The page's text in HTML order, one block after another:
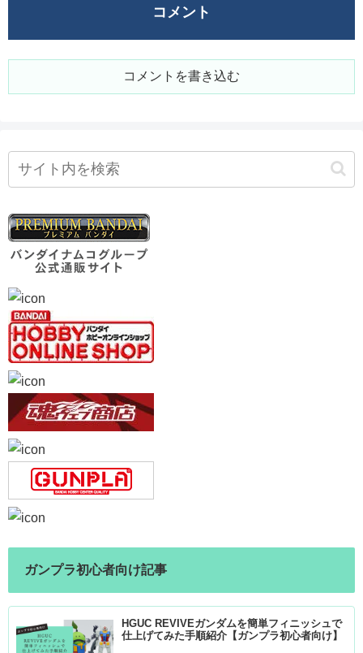
コメント
コメントを書き込む
ガンプラ初心者向け記事
HGUC REVIVEガンダムを簡単フィニッシュで
仕上げてみた手順紹介【ガンプラ初心者向け】